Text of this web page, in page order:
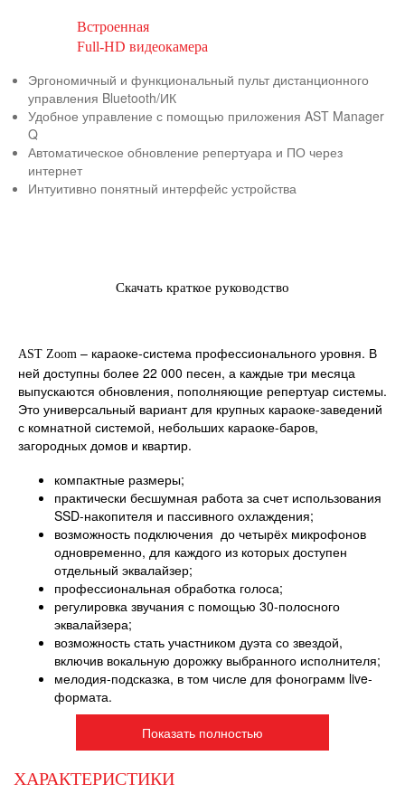
Встроенная
Full-HD видеокамера
Эргономичный и функциональный пульт дистанционного
управления Bluetooth/ИК
Удобное управление с помощью приложения AST Manager
Q
Автоматическое обновление репертуара и ПО через
интернет
Интуитивно понятный интерфейс устройства
Скачать краткое руководство
AST Zoom – караоке-система профессионального уровня. В
ней доступны более 22 000 песен, а каждые три месяца
выпускаются обновления, пополняющие репертуар системы.
Это универсальный вариант для крупных караоке-заведений
с комнатной системой, небольших караоке-баров,
загородных домов и квартир.
компактные размеры;
практически бесшумная работа за счет использования
SSD-накопителя и пассивного охлаждения;
возможность подключения до четырёх микрофонов
одновременно, для каждого из которых доступен
отдельный эквалайзер;
профессиональная обработка голоса;
регулировка звучания с помощью 30-полосного
эквалайзера;
возможность стать участником дуэта со звездой,
включив вокальную дорожку выбранного исполнителя;
мелодия-подсказка, в том числе для фонограмм live-
формата.
Показать полностью
ХАРАКТЕРИСТИКИ